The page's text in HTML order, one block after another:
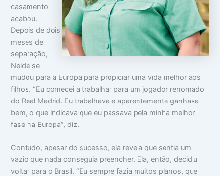
casamento
acabou.
Depois de dois
meses de
separação,
Neide se
mudou para a Europa para propiciar uma vida melhor aos
filhos. “Eu comecei a trabalhar para um jogador renomado
do Real Madrid. Eu trabalhava e aparentemente ganhava
bem, o que indicava que eu passava pela minha melhor
fase na Europa”, diz.
Contudo, apesar do sucesso, ela revela que sentia um
vazio que nada conseguia preencher. Ela, então, decidiu
voltar para o Brasil. “Eu sempre fazia muitos planos, que